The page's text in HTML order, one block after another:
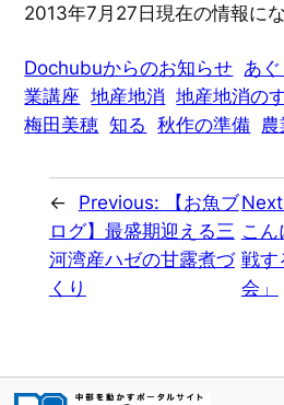
2013年7月27日現在の情報に
Dochubuからのお知らせ あぐ
業講座 地産地消 地産地消の
梅田美穂 知る 秋作の準備 農
← Previous:
【お魚ブ
ログ】最盛期迎える三
河湾産ハゼの甘露煮づ
くり
こ
戦す
会」